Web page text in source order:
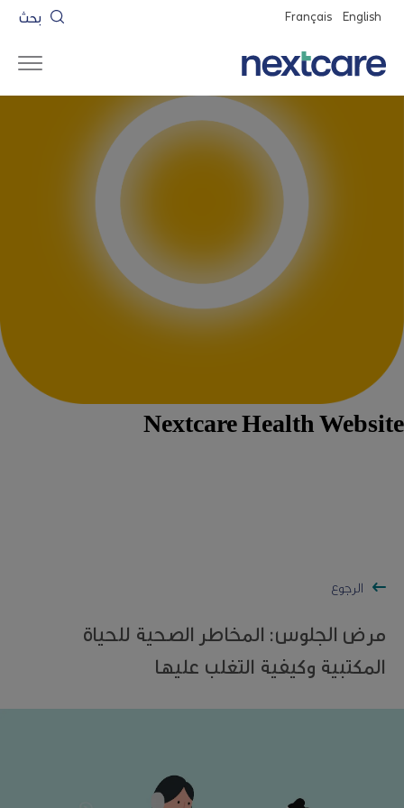
Nextcare Health Website
English
Français بحث
الرجوع
مرض الجلوس: المخاطر الصحية للحياة
المكتبية وكيفية التغلب عليها